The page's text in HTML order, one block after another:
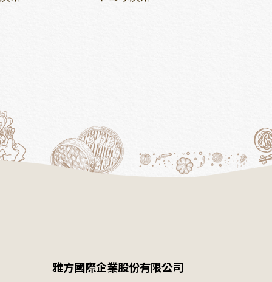
雅方國際企業股份有限公司